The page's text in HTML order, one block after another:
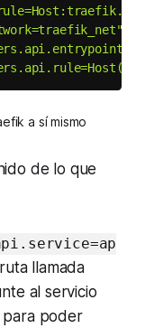
a sí mismo
de lo que
llamada
al servicio
poder